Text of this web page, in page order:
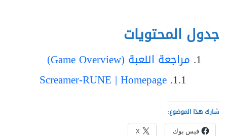
جدول المحتويات
مراجعة اللعبة (Game Overview)
Screamer-RUNE | Homepage
شارك هذا الموضوع:
فيس بوك X